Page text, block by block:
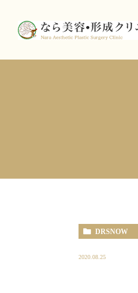
DRSNOW
2020.08.25